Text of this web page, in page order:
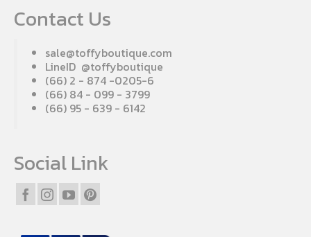
Contact Us
sale@toffyboutique.com
LineID @toffyboutique
(66) 2 - 874 -0205-6
(66) 84 - 099 - 3799
(66) 95 - 639 - 6142
Social Link